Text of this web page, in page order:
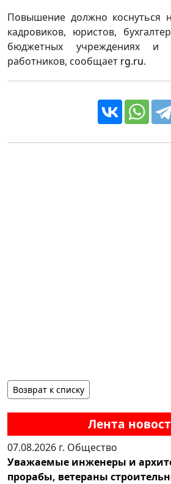
Лента
07.08.2026 г. Общество
Уважаемые инженеры и
прорабы, ветераны
Повышение должно коснуться
кадровиков, юристов,
бюджетных учреждениях и
работников, сообщает rg.ru.
Возврат к списку